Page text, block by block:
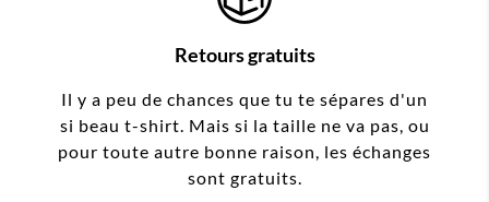
Retours gratuits
Il y a peu de chances que tu te sépares d'un
si beau t-shirt. Mais si la taille ne va pas, ou
pour toute autre bonne raison, les échanges
sont gratuits.